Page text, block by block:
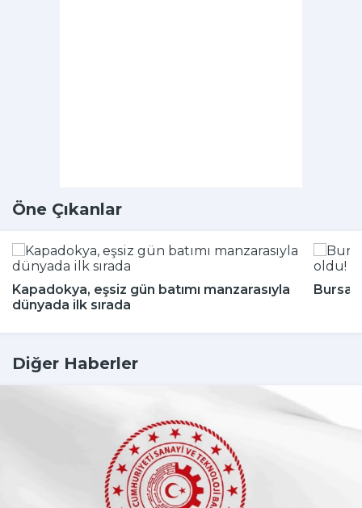
Öne Çıkanlar
Kapadokya, eşsiz gün batımı manzarasıyla
dünyada ilk sırada
Diğer Haberler